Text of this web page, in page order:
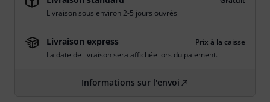
Livraison sous environ 2-5 jours ouvrés
Livraison express
Prix à la caisse
La date de livraison sera affichée lors du paiement.
Informations sur l'envoi